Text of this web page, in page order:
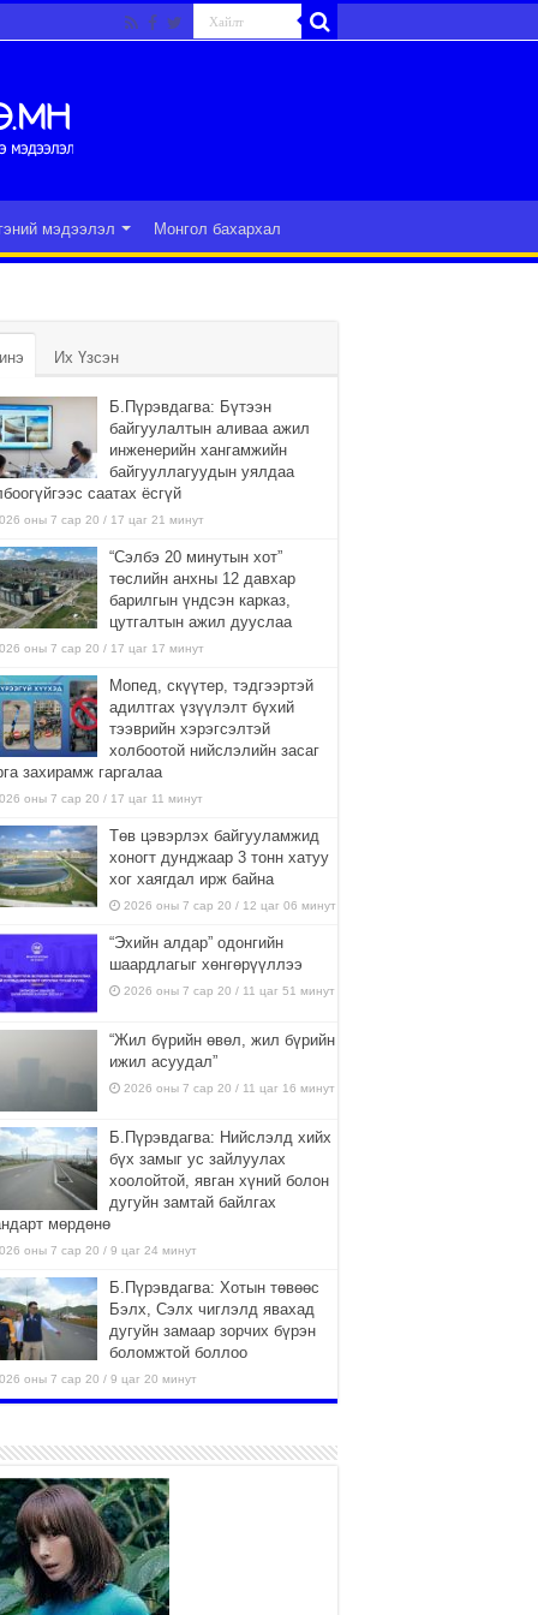
мэдээлэл Монгол бахархал
Их Үзсэн
Б.Пүрэвдагва: Бүтээн
байгуулалтын аливаа ажил
инженерийн хангамжийн
байгууллагуудын уялдаа
саатах ёсгүй
оны 7 сар 20 / 17 цаг 21 минут
“Сэлбэ 20 минутын хот”
төслийн анхны 12 давхар
барилгын үндсэн карказ,
цутгалтын ажил дууслаа
оны 7 сар 20 / 17 цаг 17 минут
Мопед, скүүтер, тэдгээртэй
адилтгах үзүүлэлт бүхий
тээврийн хэрэгсэлтэй
холбоотой нийслэлийн засаг
захирамж гаргалаа
оны 7 сар 20 / 17 цаг 11 минут
Төв цэвэрлэх байгууламжид
хоногт дунджаар 3 тонн хатуу
хог хаягдал ирж байна
2026 оны 7 сар 20 / 12 цаг 06 минут
“Эхийн алдар” одонгийн
шаардлагыг хөнгөрүүллээ
2026 оны 7 сар 20 / 11 цаг 51 минут
“Жил бүрийн өвөл, жил бүрийн
ижил асуудал”
2026 оны 7 сар 20 / 11 цаг 16 минут
Б.Пүрэвдагва: Нийслэлд хийх
бүх замыг ус зайлуулах
хоолойтой, явган хүний болон
дугуйн замтай байлгах
мөрдөнө
оны 7 сар 20 / 9 цаг 24 минут
Б.Пүрэвдагва: Хотын төвөөс
Бэлх, Сэлх чиглэлд явахад
дугуйн замаар зорчих бүрэн
боломжтой боллоо
оны 7 сар 20 / 9 цаг 20 минут
шугам хоолойн ажил 80
хувьтай үргэлжилж байна
оны 7 сар 20 / 9 цаг 14 минут
Усархаг аадар бороо орж
байгаа тул аюулгүй байдлаа
хангаж, үер усны аюулаас
сэрэмжлэхийг нийслэлийн